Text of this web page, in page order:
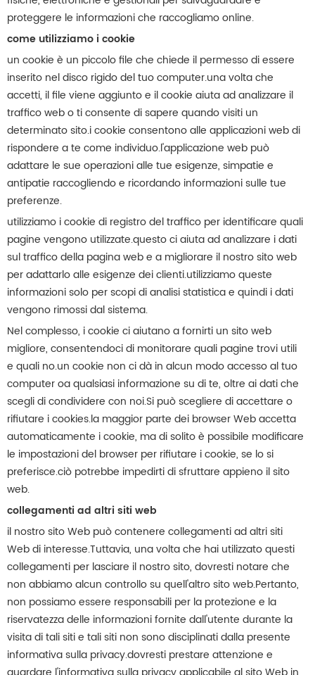
proteggere le informazioni che raccogliamo online.
come utilizziamo i cookie
un cookie è un piccolo file che chiede il permesso di essere
inserito nel disco rigido del tuo computer.una volta che
accetti, il file viene aggiunto e il cookie aiuta ad analizzare il
traffico web o ti consente di sapere quando visiti un
determinato sito.i cookie consentono alle applicazioni web di
rispondere a te come individuo.l'applicazione web può
adattare le sue operazioni alle tue esigenze, simpatie e
antipatie raccogliendo e ricordando informazioni sulle tue
preferenze.
utilizziamo i cookie di registro del traffico per identificare quali
pagine vengono utilizzate.questo ci aiuta ad analizzare i dati
sul traffico della pagina web e a migliorare il nostro sito web
per adattarlo alle esigenze dei clienti.utilizziamo queste
informazioni solo per scopi di analisi statistica e quindi i dati
vengono rimossi dal sistema.
Nel complesso, i cookie ci aiutano a fornirti un sito web
migliore, consentendoci di monitorare quali pagine trovi utili
e quali no.un cookie non ci dà in alcun modo accesso al tuo
computer oa qualsiasi informazione su di te, oltre ai dati che
scegli di condividere con noi.Si può scegliere di accettare o
rifiutare i cookies.la maggior parte dei browser Web accetta
automaticamente i cookie, ma di solito è possibile modificare
le impostazioni del browser per rifiutare i cookie, se lo si
preferisce.ciò potrebbe impedirti di sfruttare appieno il sito
web.
collegamenti ad altri siti web
il nostro sito Web può contenere collegamenti ad altri siti
Web di interesse.Tuttavia, una volta che hai utilizzato questi
collegamenti per lasciare il nostro sito, dovresti notare che
non abbiamo alcun controllo su quell'altro sito web.Pertanto,
non possiamo essere responsabili per la protezione e la
riservatezza delle informazioni fornite dall'utente durante la
visita di tali siti e tali siti non sono disciplinati dalla presente
informativa sulla privacy.dovresti prestare attenzione e